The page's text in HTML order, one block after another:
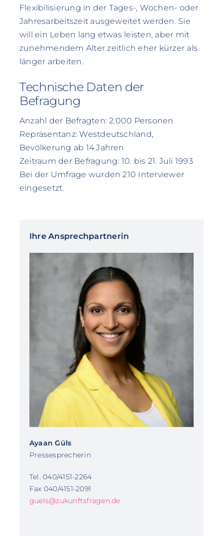
Flexibilisierung in der Tages-, Wochen- oder
Jahresarbeitszeit ausgeweitet werden. Sie
will ein Leben lang etwas leisten, aber mit
zunehmendem Alter zeitlich eher kürzer als
länger arbeiten.
Technische Daten der
Befragung
Anzahl der Befragten: 2.000 Personen
Repräsentanz: Westdeutschland,
Bevölkerung ab 14 Jahren
Zeitraum der Befragung: 10. bis 21. Juli 1993
Bei der Umfrage wurden 210 Interviewer
eingesetzt.
Ihre Ansprechpartnerin
Ayaan Güls
Pressesprecherin
Tel. 040/4151-2264
Fax 040/4151-2091
guels@zukunftsfragen.de